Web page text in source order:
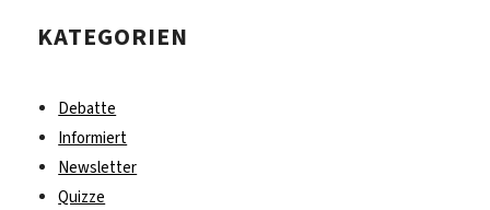
KATEGORIEN
Debatte
Informiert
Newsletter
Quizze